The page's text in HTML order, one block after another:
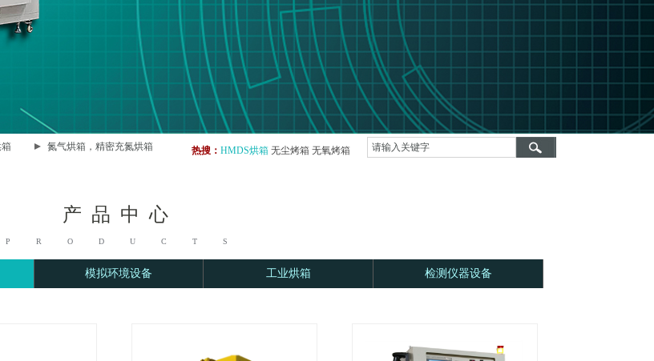
氮气烘箱，精密充氮烘箱 LCP热处理烘箱，LCP纤维氮气烘箱 热风循环真空烘箱，高温热风真空烤箱
热搜： HMDS烘箱 无尘烤箱 无氧烤箱
产 品 中 心
模拟环境设备 工业烘箱 检测仪器设备